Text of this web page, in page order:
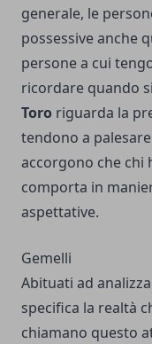
generale, le
possessive anche
persone a cui
ricordare quando
Toro riguarda la
tendono a
accorgono che chi
comporta in
aspettative.
Gemelli
Abituati ad
specifica la realtà
chiamano questo